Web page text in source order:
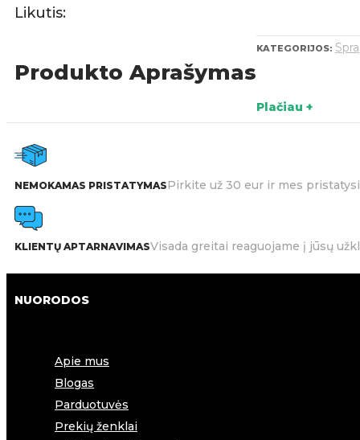
Likutis:
Produkto Aprašymas
KATEGORIJOS:
Plačiau +
NEMOKAMAS PRISTATYMASPirkite už 30 eur ir mes
KLIENTŲ APTARNAVIMASVisada greitai reaguojame į jūsų
NUORODOS
Apie mus
Blogas
Parduotuvės
Prekių ženklai